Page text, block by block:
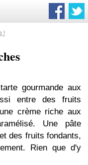
!
gourmande aux
entre des fruits
crème riche aux
Une pâte
des fruits fondants,
Rien que d'y